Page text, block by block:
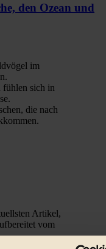
den Ozean und
im
fühlen sich in
die nach
Artikel,
vom